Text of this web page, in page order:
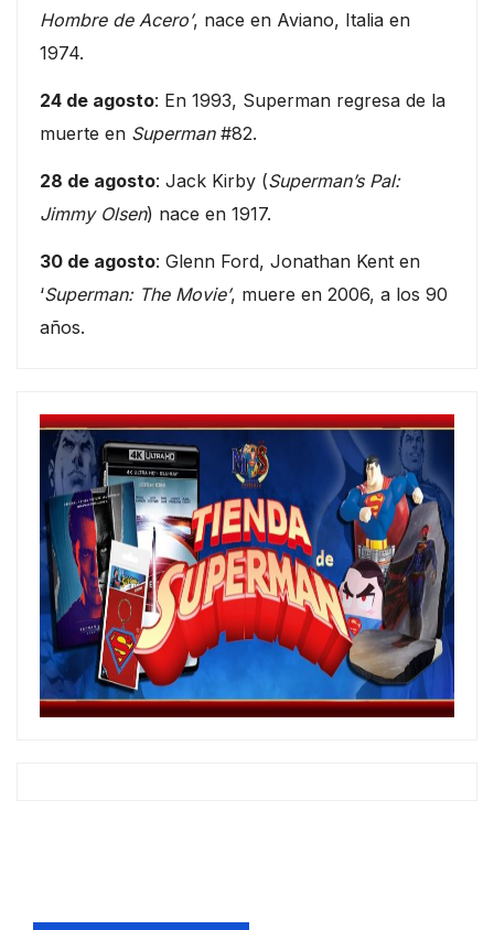
Hombre de Acero’, nace en Aviano, Italia en
1974.
24 de agosto: En 1993, Superman regresa de la
muerte en Superman#82.
28 de agosto: Jack Kirby (Superman’s Pal:
Jimmy Olsen) nace en 1917.
30 de agosto: Glenn Ford, Jonathan Kent en
‘Superman: The Movie’, muere en 2006, a los 90
años.